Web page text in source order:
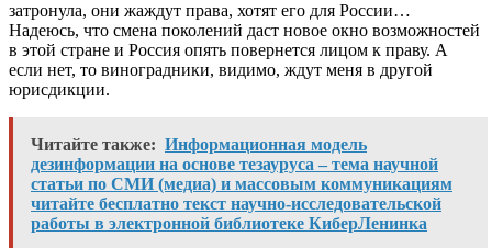
затронула, они жаждут права, хотят его для России…
Надеюсь, что смена поколений даст новое окно возможностей
в этой стране и Россия опять повернется лицом к праву. А
если нет, то виноградники, видимо, ждут меня в другой
юрисдикции.
Читайте также: Информационная модель
дезинформации на основе тезауруса – тема научной
статьи по СМИ (медиа) и массовым коммуникациям
читайте бесплатно текст научно-исследовательской
работы в электронной библиотеке КиберЛенинка